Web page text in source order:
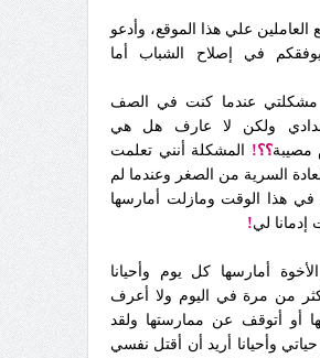
العاملين علي هذا الموقع، وأدعو
في إصلاح الشباب أما
مشكلتي عندما كنت في الصف
ولكن لا عارف هل هي
مصيبة؟؟! المشكلة أنني تعلمت
السرية من الصغر وعندما لم
في هذا الوقت ومازلت أمارسها
لي!
الأخوة أمارسها كل يوم وأحيانا
من مرة في اليوم ولا أعرف
أو أتوقف عن ممارستها ولقد
وأحيانا أريد أن أقتل نفسي